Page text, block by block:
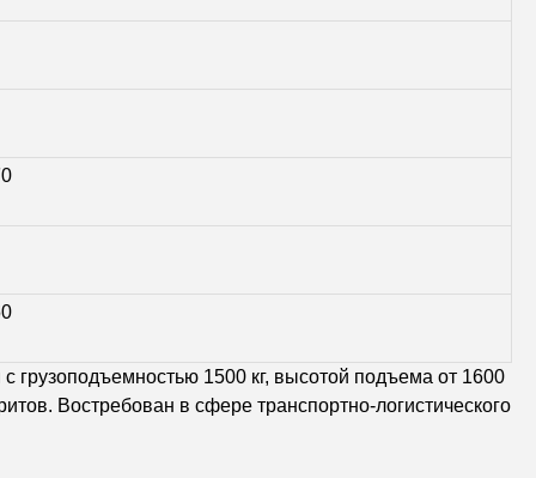
грузоподъемностью 1500 кг, высотой подъема от 1600
Востребован в сфере транспортно-логистического